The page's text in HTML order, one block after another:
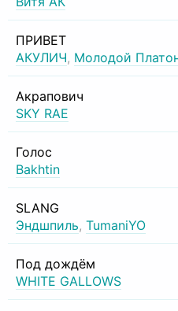
ПРИВЕТ
АКУЛИЧ, Молодой
Акрапович
SKY RAE
Голос
Bakhtin
SLANG
Эндшпиль, TumaniYO
Под дождём
WHITE GALLOWS